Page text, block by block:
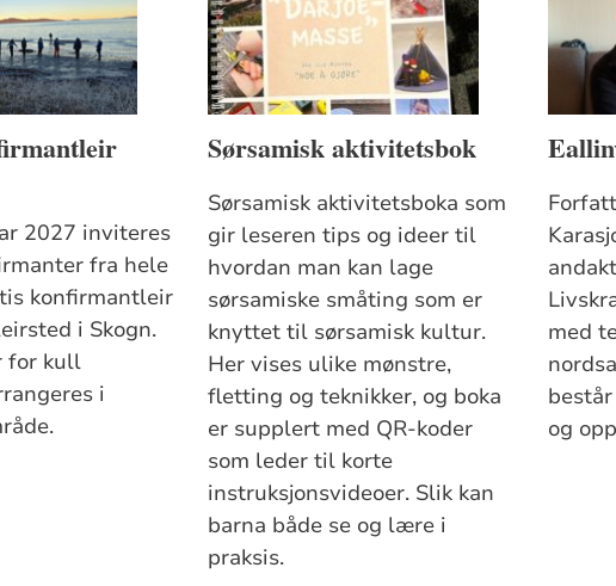
2027 inviteres
fra hele
konfirmantleir
i Skogn.
for kull
i
Sørsamisk aktivitetsbok
Sørsamisk aktivitetsboka som
gir leseren tips og ideer til
hvordan man kan lage
sørsamiske småting som er
knyttet til sørsamisk kultur.
Her vises ulike mønstre,
fletting og teknikker, og boka
er supplert med QR-koder
som leder til korte
instruksjonsvideoer. Slik kan
barna både se og lære i
praksis.
med
og